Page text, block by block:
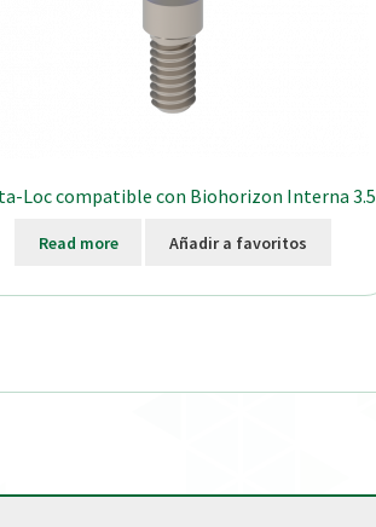
Loc compatible con Biohorizon Interna 3.5
Read more Añadir a favoritos